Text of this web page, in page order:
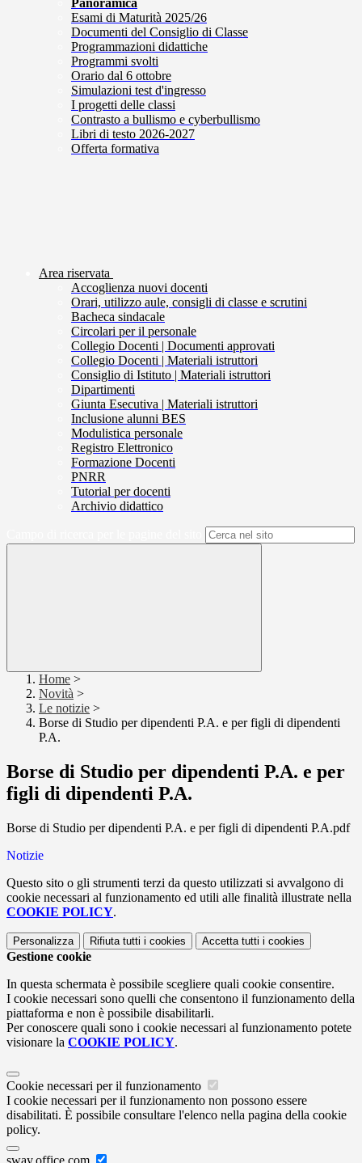
Panoramica
Esami di Maturità 2025/26
Documenti del Consiglio di Classe
Programmazioni didattiche
Programmi svolti
Orario dal 6 ottobre
Simulazioni test d'ingresso
I progetti delle classi
Contrasto a bullismo e cyberbullismo
Libri di testo 2026-2027
Offerta formativa
Area riservata
Accoglienza nuovi docenti
Orari, utilizzo aule, consigli di classe e scrutini
Bacheca sindacale
Circolari per il personale
Collegio Docenti | Documenti approvati
Collegio Docenti | Materiali istruttori
Consiglio di Istituto | Materiali istruttori
Dipartimenti
Giunta Esecutiva | Materiali istruttori
Inclusione alunni BES
Modulistica personale
Registro Elettronico
Formazione Docenti
PNRR
Tutorial per docenti
Archivio didattico
Home >
Novità >
Le notizie >
Borse di Studio per dipendenti P.A. e per figli di dipendenti
P.A.
Borse di Studio per dipendenti P.A. e per
figli di dipendenti P.A.
Borse di Studio per dipendenti P.A. e per figli di dipendenti P.A.pdf
Notizie
Questo sito o gli strumenti terzi da questo utilizzati si avvalgono di
cookie necessari al funzionamento ed utili alle finalità illustrate nella
COOKIE POLICY.
Personalizza Rifiuta tutti i cookies Accetta tutti i cookies
Gestione cookie
In questa schermata è possibile scegliere quali cookie consentire.
I cookie necessari sono quelli che consentono il funzionamento della
piattaforma e non è possibile disabilitarli.
Per conoscere quali sono i cookie necessari al funzionamento potete
visionare la COOKIE POLICY.
Cookie necessari per il funzionamento
I cookie necessari per il funzionamento non possono essere
disabilitati. È possibile consultare l'elenco nella pagina della cookie
policy.